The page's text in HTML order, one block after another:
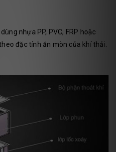
nhựa PP, PVC, FRP hoặc
đặc tính ăn mòn của khí thải.